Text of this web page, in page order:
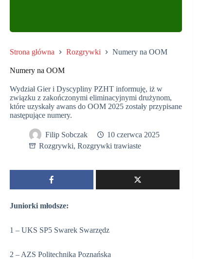
Strona główna Rozgrywki Numery na OOM
Numery na OOM
Wydział Gier i Dyscypliny PZHT informuję, iż w
związku z zakończonymi eliminacyjnymi drużynom,
które uzyskały awans do OOM 2025 zostały przypisane
następujące numery.
Filip Sobczak
10 czerwca 2025
Rozgrywki, Rozgrywki trawiaste
Juniorki młodsze:
1 – UKS SP5 Swarek Swarzędz
2 – AZS Politechnika Poznańska